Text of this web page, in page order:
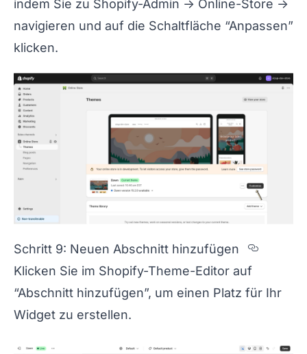
indem Sie zu Shopify-Admin -> Online-Store ->
navigieren und auf die Schaltfläche “Anpassen”
klicken.
Schritt 9: Neuen Abschnitt hinzufügen
Section
Klicken Sie im Shopify-Theme-Editor auf
“Abschnitt hinzufügen”, um einen Platz für Ihr
Widget zu erstellen.